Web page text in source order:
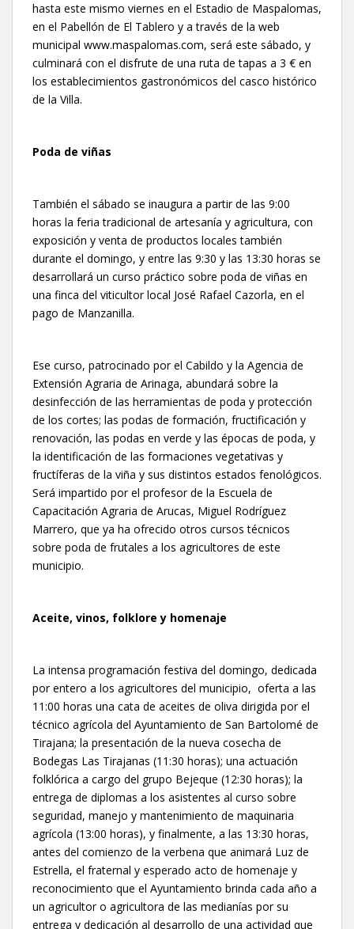
hasta este mismo viernes en el Estadio de Maspalomas,
en el Pabellón de El Tablero y a través de la web
municipal www.maspalomas.com, será este sábado, y
culminará con el disfrute de una ruta de tapas a 3 € en
los establecimientos gastronómicos del casco histórico
de la Villa.
Poda de viñas
También el sábado se inaugura a partir de las 9:00
horas la feria tradicional de artesanía y agricultura, con
exposición y venta de productos locales también
durante el domingo, y entre las 9:30 y las 13:30 horas se
desarrollará un curso práctico sobre poda de viñas en
una finca del viticultor local José Rafael Cazorla, en el
pago de Manzanilla.
Ese curso, patrocinado por el Cabildo y la Agencia de
Extensión Agraria de Arinaga, abundará sobre la
desinfección de las herramientas de poda y protección
de los cortes; las podas de formación, fructificación y
renovación, las podas en verde y las épocas de poda, y
la identificación de las formaciones vegetativas y
fructíferas de la viña y sus distintos estados fenológicos.
Será impartido por el profesor de la Escuela de
Capacitación Agraria de Arucas, Miguel Rodríguez
Marrero, que ya ha ofrecido otros cursos técnicos
sobre poda de frutales a los agricultores de este
municipio.
Aceite, vinos, folklore y homenaje
La intensa programación festiva del domingo, dedicada
por entero a los agricultores del municipio, oferta a las
11:00 horas una cata de aceites de oliva dirigida por el
técnico agrícola del Ayuntamiento de San Bartolomé de
Tirajana; la presentación de la nueva cosecha de
Bodegas Las Tirajanas (11:30 horas); una actuación
folklórica a cargo del grupo Bejeque (12:30 horas); la
entrega de diplomas a los asistentes al curso sobre
seguridad, manejo y mantenimiento de maquinaria
agrícola (13:00 horas), y finalmente, a las 13:30 horas,
antes del comienzo de la verbena que animará Luz de
Estrella, el fraternal y esperado acto de homenaje y
reconocimiento que el Ayuntamiento brinda cada año a
un agricultor o agricultora de las medianías por su
entrega y dedicación al desarrollo de una actividad que